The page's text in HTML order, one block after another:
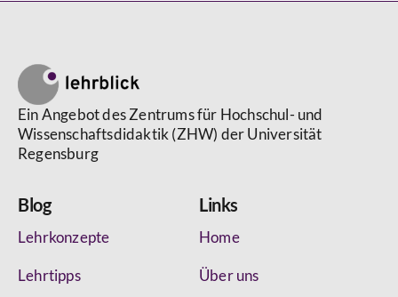
Ein Angebot des Zentrums für Hochschul- und
Wissenschaftsdidaktik (ZHW) der Universität
Regensburg
Blog
Lehrkonzepte
Lehrtipps
Links
Home
Über uns